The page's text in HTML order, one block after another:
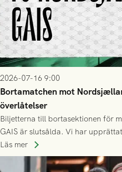
2026-07-16 9:00
Bortamatchen mot
överlåtelser
Biljetterna till bortasektionen för
GAIS är slutsålda. Vi har
ännu inte har någon biljett kan
inte själv överlåta din biljett till
Läs mer